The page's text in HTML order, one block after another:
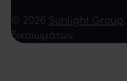
© 2026 Sunlight Group
δικαιωμάτων.